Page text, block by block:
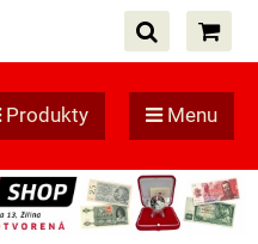
Produkty Menu